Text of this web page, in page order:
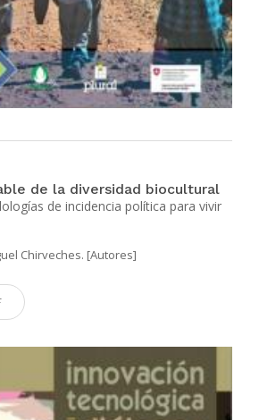
de la diversidad biocultural
de incidencia política para vivir
Chirveches. [Autores]